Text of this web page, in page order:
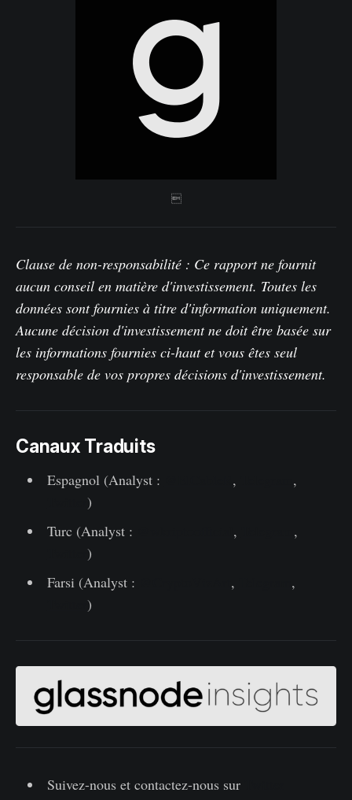

Clause de non-responsabilité : Ce rapport ne fournit
aucun conseil en matière d'investissement. Toutes les
données sont fournies à titre d'information uniquement.
Aucune décision d'investissement ne doit être basée sur
les informations fournies ci-haut et vous êtes seul
responsable de vos propres décisions d'investissement.
Canaux Traduits
Espagnol (Analyst : ,
,
)
Turc (Analyst :
,
,
)
Farsi (Analyst :
,
,
)
Suivez-nous et contactez-nous sur